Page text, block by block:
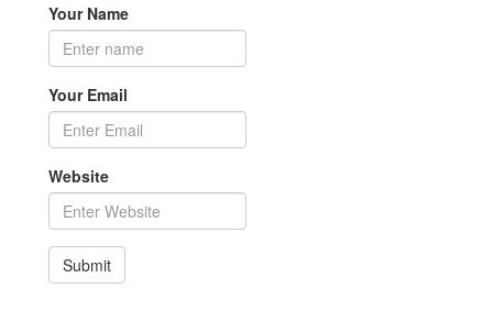
Your Name
Your Email
Website